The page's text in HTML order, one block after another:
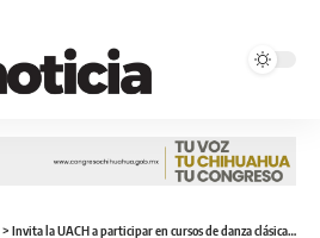
> Invita la UACH a participar en cursos de danza clásica para todas las edades